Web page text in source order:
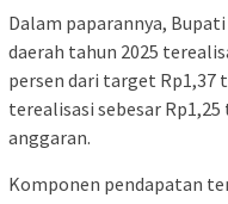
Dalam paparannya,
daerah tahun 2025
persen dari target Rp1,37
terealisasi sebesar
anggaran.
Komponen pendapatan